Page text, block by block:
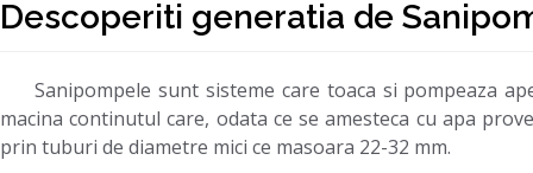
Descoperiti generatia de
Sanipompele sunt sisteme care toaca si pompeaza
macina continutul care, odata ce se amesteca cu apa
prin tuburi de diametre mici ce masoara 22-32 mm.